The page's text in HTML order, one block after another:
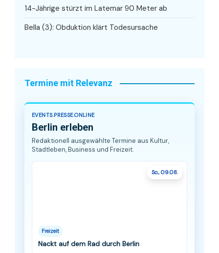
14-Jährige stürzt im Latemar 90 Meter ab
Bella (3): Obduktion klärt Todesursache
Termine mit Relevanz
EVENTS.PRESSE.ONLINE
Berlin erleben
Redaktionell ausgewählte Termine aus Kultur,
Stadtleben, Business und Freizeit.
So., 09.08.
Freizeit
Nackt auf dem Rad durch Berlin